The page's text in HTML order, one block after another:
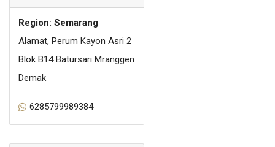
Region: Semarang
Alamat, Perum Kayon Asri 2
Blok B14 Batursari Mranggen
Demak
6285799989384